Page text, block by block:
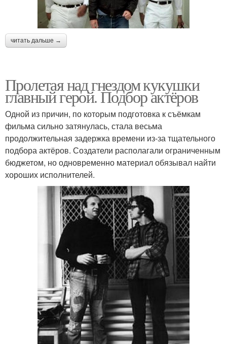
читать дальше →
Пролетая над гнездом кукушки
главный герой. Подбор актёров
Одной из причин, по которым подготовка к съёмкам
фильма сильно затянулась, стала весьма
продолжительная задержка времени из-за тщательного
подбора актёров. Создатели располагали ограниченным
бюджетом, но одновременно материал обязывал найти
хороших исполнителей.